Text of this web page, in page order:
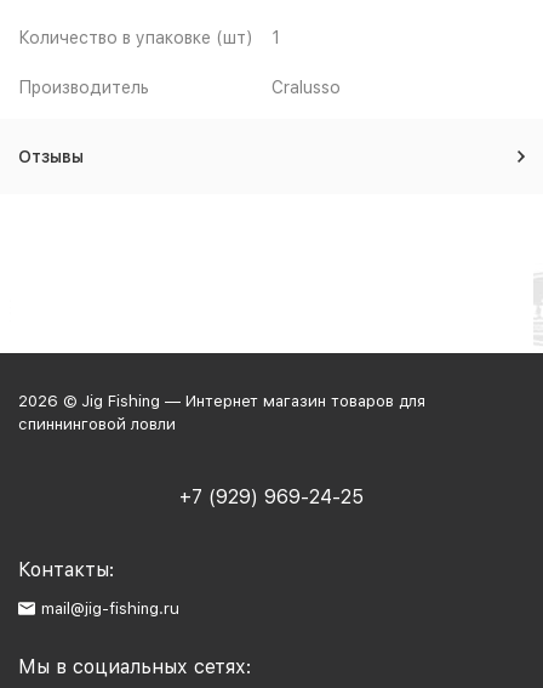
Количество в упаковке (шт) 1
Производитель Cralusso
Отзывы
2026 © Jig Fishing — Интернет магазин товаров для
спиннинговой ловли
+7 (929) 969-24-25
Контакты:
mail@jig-fishing.ru
Мы в социальных сетях: